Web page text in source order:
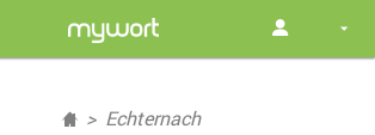
Echternach